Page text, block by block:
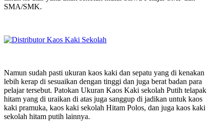
SMA/SMK.
Namun sudah pasti ukuran kaos kaki dan sepatu yang di kenakan
lebih kerap di sesuaikan dengan tinggi dan juga berat badan para
pelajar tersebut. Patokan Ukuran Kaos Kaki sekolah Putih telapak
hitam yang di uraikan di atas juga sanggup di jadikan untuk kaos
kaki pramuka, kaos kaki sekolah Hitam Polos, dan juga kaos kaki
sekolah hitam putih lainnya.